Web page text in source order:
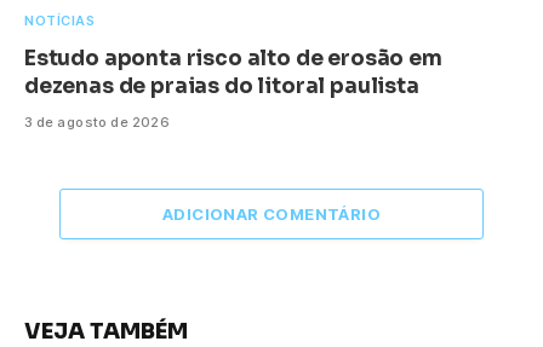
NOTÍCIAS
Estudo aponta risco alto de erosão em
dezenas de praias do litoral paulista
3 de agosto de 2026
ADICIONAR COMENTÁRIO
VEJA TAMBÉM